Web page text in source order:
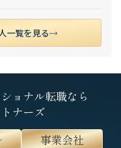
一覧を見る
ョナル転職なら
ナーズ
事業会社